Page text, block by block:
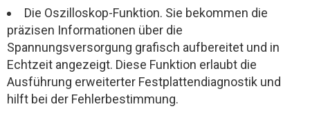
Die Oszilloskop-Funktion. Sie bekommen die
präzisen Informationen über die
Spannungsversorgung grafisch aufbereitet und in
Echtzeit angezeigt. Diese Funktion erlaubt die
Ausführung erweiterter Festplattendiagnostik und
hilft bei der Fehlerbestimmung.